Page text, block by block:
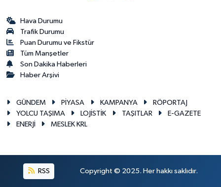
Hava Durumu
Trafik Durumu
Puan Durumu ve Fikstür
Tüm Manşetler
Son Dakika Haberleri
Haber Arşivi
GÜNDEM PİYASA KAMPANYA
RÖPORTAJ
YOLCU TAŞIMA
LOJİSTİK TAŞITLAR
E-GAZETE
ENERJİ
MESLEK KRL
RSS Copyright © 2025. Her hakkı saklıdır.